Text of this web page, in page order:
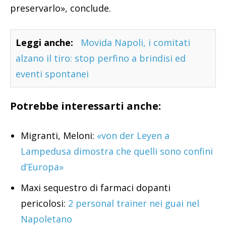
preservarlo», conclude.
Leggi anche:
Movida Napoli, i comitati
alzano il tiro: stop perfino a brindisi ed
eventi spontanei
Potrebbe interessarti anche:
Migranti, Meloni: «von der Leyen a
Lampedusa dimostra che quelli sono confini
d’Europa»
Maxi sequestro di farmaci dopanti
pericolosi: 2 personal trainer nei guai nel
Napoletano